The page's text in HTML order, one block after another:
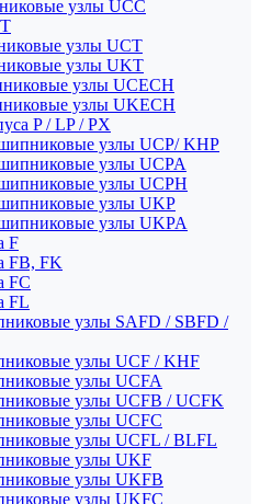
узлы UCC
узлы UCT
узлы UKT
узлы UCECH
узлы UKECH
P / LP / PX
узлы UCP/ KHP
узлы UCPA
узлы UCPH
узлы UKP
узлы UKPA
F
FB, FK
FC
FL
узлы SAFD / SBFD /
узлы UCF / KHF
узлы UCFA
узлы UCFB / UCFK
узлы UCFC
узлы UCFL / BLFL
узлы UKF
узлы UKFB
узлы UKFC